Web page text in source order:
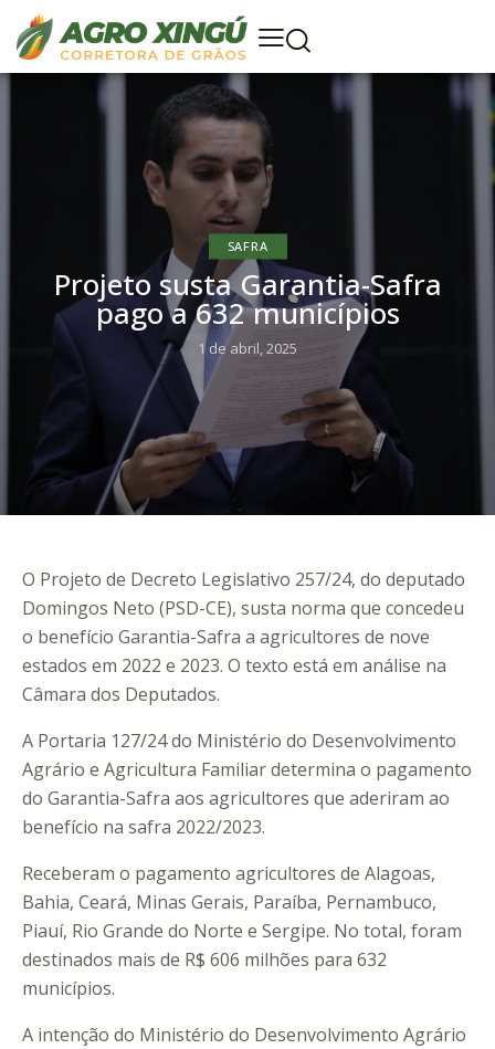
SAFRA
Projeto susta Garantia-Safra
pago a 632 municípios
1 de abril, 2025
O Projeto de Decreto Legislativo 257/24, do deputado
Domingos Neto (PSD-CE), susta norma que concedeu
o benefício Garantia-Safra a agricultores de nove
estados em 2022 e 2023. O texto está em análise na
Câmara dos Deputados.
A Portaria 127/24 do Ministério do Desenvolvimento
Agrário e Agricultura Familiar determina o pagamento
do Garantia-Safra aos agricultores que aderiram ao
benefício na safra 2022/2023.
Receberam o pagamento agricultores de Alagoas,
Bahia, Ceará, Minas Gerais, Paraíba, Pernambuco,
Piauí, Rio Grande do Norte e Sergipe. No total, foram
destinados mais de R$ 606 milhões para 632
municípios.
A intenção do Ministério do Desenvolvimento Agrário